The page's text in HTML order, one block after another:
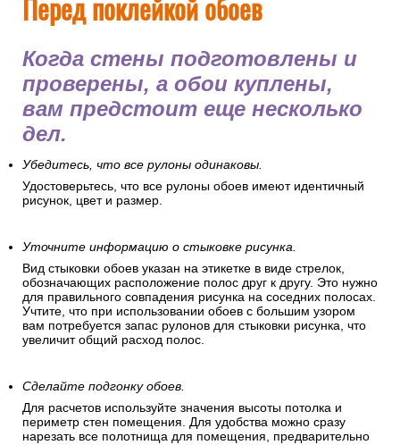
Перед поклейкой обоев
Когда стены подготовлены и
проверены, а обои куплены,
вам предстоит еще несколько
дел.
Убедитесь, что все рулоны одинаковы.
Удостоверьтесь, что все рулоны обоев имеют идентичный
рисунок, цвет и размер.
Уточните информацию о стыковке рисунка.
Вид стыковки обоев указан на этикетке в виде стрелок,
обозначающих расположение полос друг к другу. Это нужно
для правильного совпадения рисунка на соседних полосах.
Учтите, что при использовании обоев с большим узором
вам потребуется запас рулонов для стыковки рисунка, что
увеличит общий расход полос.
Сделайте подгонку обоев.
Для расчетов используйте значения высоты потолка и
периметр стен помещения. Для удобства можно сразу
нарезать все полотнища для помещения, предварительно